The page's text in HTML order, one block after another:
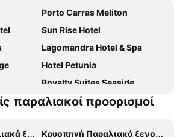
Porto Carras Meliton
Sun Rise Hotel
Lagomandra Hotel & Spa
Hotel Petunia
Royalty Suites Seaside
Ρέμα
Regos Resort
παραλιακοί προορισμοί
Κρυοπηγή Παραλιακά ξενοδοχεία